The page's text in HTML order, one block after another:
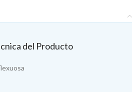
del Producto